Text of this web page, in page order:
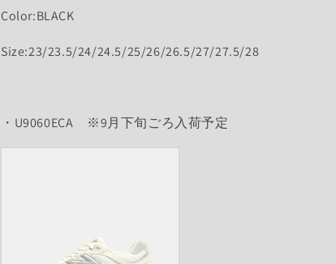
Color:BLACK
Size:23/23.5/24/24.5/25/26/26.5/27/27.5/28
・U9060ECA ※9月下旬ごろ入荷予定